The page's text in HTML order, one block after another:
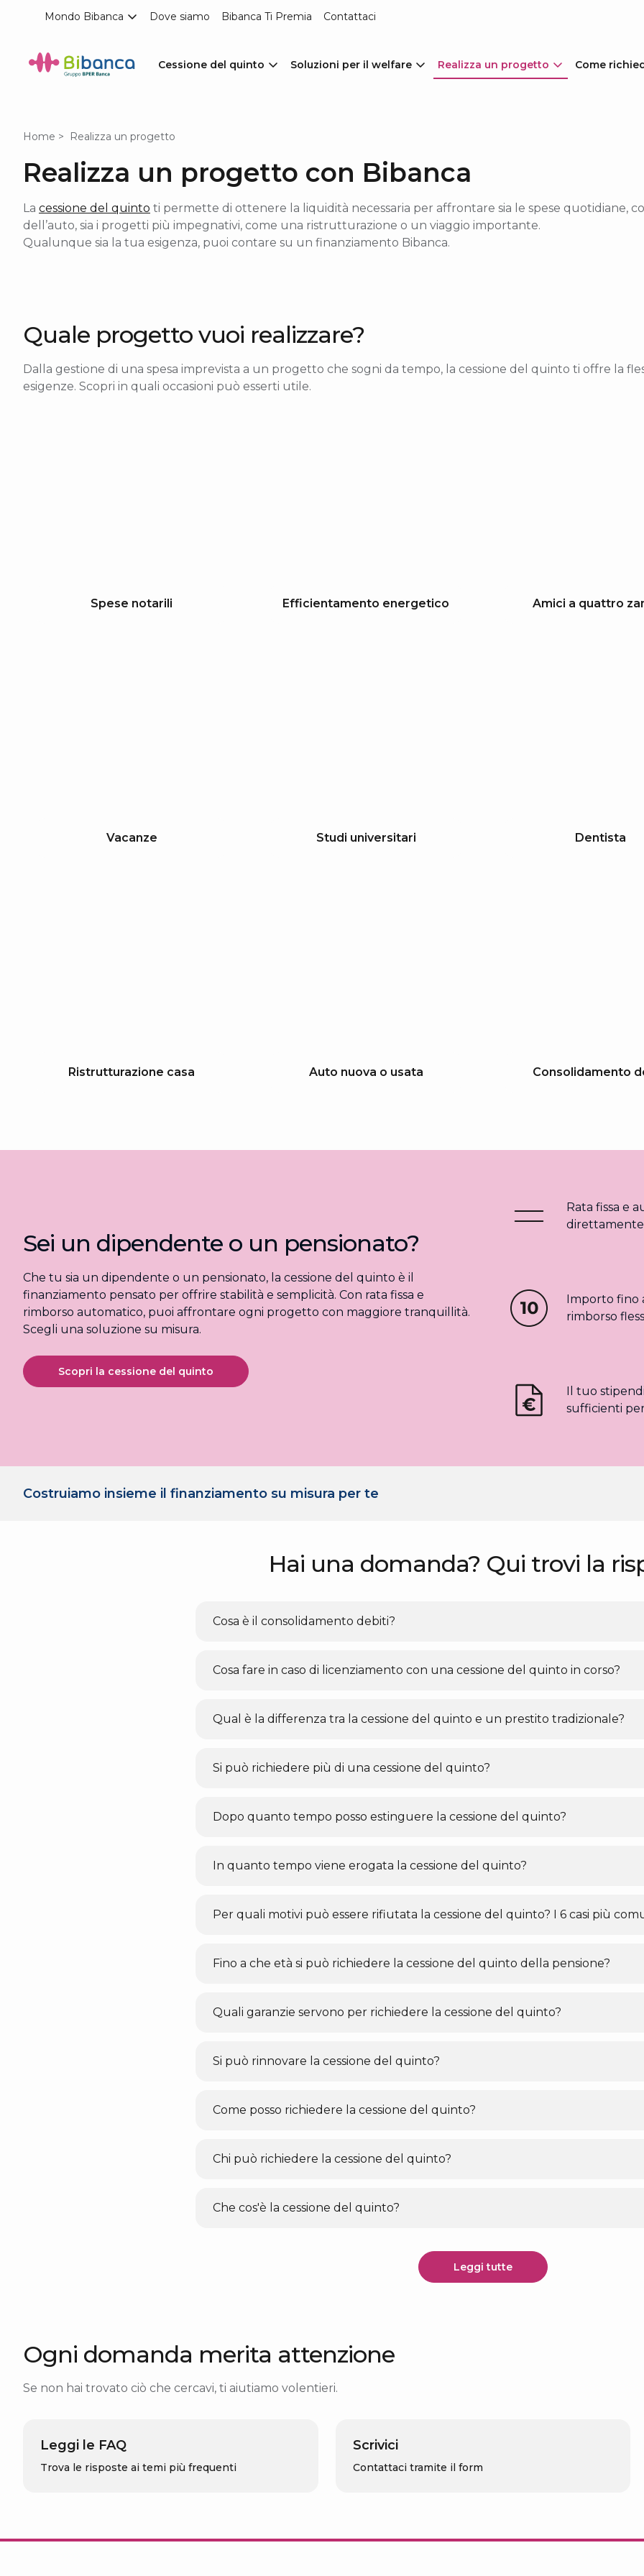
Mondo Bibanca Dove siamo Bibanca Ti Premia Contattaci
Cessione del quinto Soluzioni per il welfare Realizza un progetto Come
Home Realizza un progetto
Realizza un progetto con Bibanca
La cessione del quinto ti permette di ottenere la liquidità necessaria per affrontare sia le spese quotidiane,
dell’auto, sia i progetti più impegnativi, come una ristrutturazione o un viaggio importante.
Qualunque sia la tua esigenza, puoi contare su un finanziamento Bibanca.
Quale progetto vuoi realizzare?
Dalla gestione di una spesa imprevista a un progetto che sogni da tempo, la cessione del quinto ti offre la
esigenze. Scopri in quali occasioni può esserti utile.
Spese notarili Efficientamento energetico Amici a quattro
Vacanze Studi universitari Dentista
Ristrutturazione casa Auto nuova o usata Consolidamento
Sei un dipendente o un pensionato?
Che tu sia un dipendente o un pensionato, la cessione del quinto è il
finanziamento pensato per offrire stabilità e semplicità. Con rata fissa e
rimborso automatico, puoi affrontare ogni progetto con maggiore tranquillità.
Scegli una soluzione su misura.
Scopri la cessione del quinto
Rata fissa e
direttamente
Importo fino
rimborso
Il tuo
sufficienti
Costruiamo insieme il finanziamento su misura per te
Hai una domanda? Qui trovi la
Cosa è il consolidamento debiti?
Cosa fare in caso di licenziamento con una cessione del quinto in corso?
Qual è la differenza tra la cessione del quinto e un prestito tradizionale?
Si può richiedere più di una cessione del quinto?
Dopo quanto tempo posso estinguere la cessione del quinto?
In quanto tempo viene erogata la cessione del quinto?
Per quali motivi può essere rifiutata la cessione del quinto? I 6 casi più
Fino a che età si può richiedere la cessione del quinto della pensione?
Quali garanzie servono per richiedere la cessione del quinto?
Si può rinnovare la cessione del quinto?
Come posso richiedere la cessione del quinto?
Chi può richiedere la cessione del quinto?
Che cos'è la cessione del quinto?
Leggi tutte
Ogni domanda merita attenzione
Se non hai trovato ciò che cercavi, ti aiutiamo volentieri.
Leggi le FAQ
Trova le risposte ai temi più frequenti
Scrivici
Contattaci tramite il form